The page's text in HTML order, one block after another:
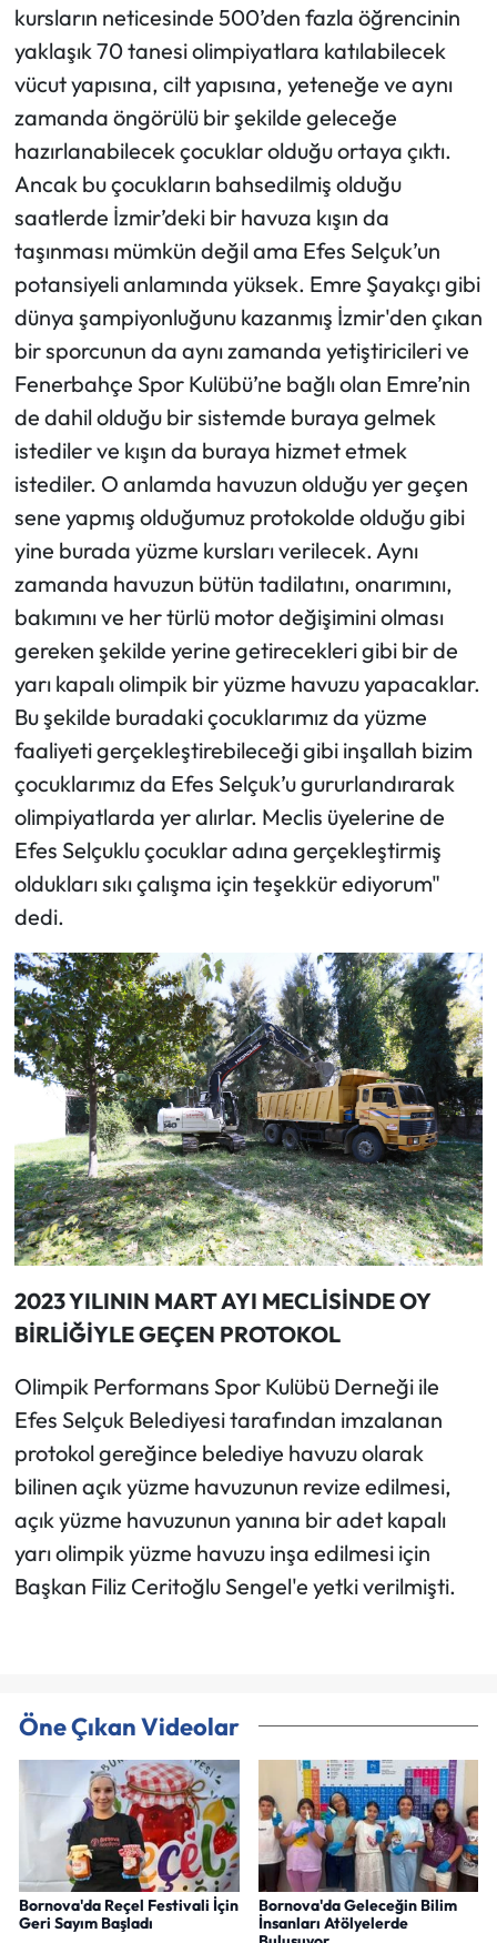
kursların neticesinde 500’den fazla öğrencinin
yaklaşık 70 tanesi olimpiyatlara katılabilecek
vücut yapısına, cilt yapısına, yeteneğe ve aynı
zamanda öngörülü bir şekilde geleceğe
hazırlanabilecek çocuklar olduğu ortaya çıktı.
Ancak bu çocukların bahsedilmiş olduğu
saatlerde İzmir’deki bir havuza kışın da
taşınması mümkün değil ama Efes Selçuk’un
potansiyeli anlamında yüksek. Emre Şayakçı gibi
dünya şampiyonluğunu kazanmış İzmir'den çıkan
bir sporcunun da aynı zamanda yetiştiricileri ve
Fenerbahçe Spor Kulübü’ne bağlı olan Emre’nin
de dahil olduğu bir sistemde buraya gelmek
istediler ve kışın da buraya hizmet etmek
istediler. O anlamda havuzun olduğu yer geçen
sene yapmış olduğumuz protokolde olduğu gibi
yine burada yüzme kursları verilecek. Aynı
zamanda havuzun bütün tadilatını, onarımını,
bakımını ve her türlü motor değişimini olması
gereken şekilde yerine getirecekleri gibi bir de
yarı kapalı olimpik bir yüzme havuzu yapacaklar.
Bu şekilde buradaki çocuklarımız da yüzme
faaliyeti gerçekleştirebileceği gibi inşallah bizim
çocuklarımız da Efes Selçuk’u gururlandırarak
olimpiyatlarda yer alırlar. Meclis üyelerine de
Efes Selçuklu çocuklar adına gerçekleştirmiş
oldukları sıkı çalışma için teşekkür ediyorum"
dedi.
2023 YILININ MART AYI MECLİSİNDE OY
BİRLİĞİYLE GEÇEN PROTOKOL
Olimpik Performans Spor Kulübü Derneği ile
Efes Selçuk Belediyesi tarafından imzalanan
protokol gereğince belediye havuzu olarak
bilinen açık yüzme havuzunun revize edilmesi,
açık yüzme havuzunun yanına bir adet kapalı
yarı olimpik yüzme havuzu inşa edilmesi için
Başkan Filiz Ceritoğlu Sengel'e yetki verilmişti.
Öne Çıkan Videolar
Bornova'da Reçel Festivali İçin
Geri Sayım Başladı
Bornova'da Geleceğin Bilim
İnsanları Atölyelerde